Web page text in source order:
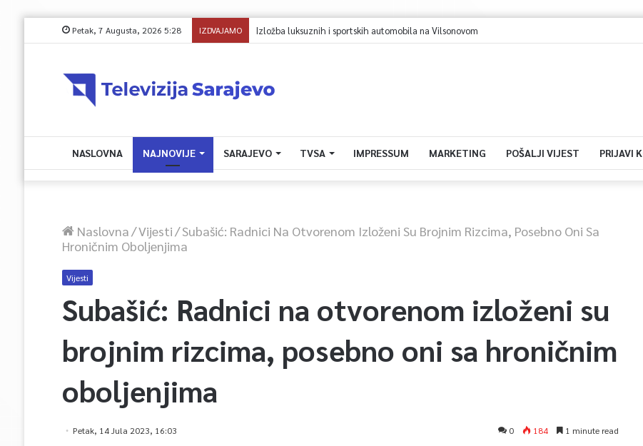
Petak, 7 Augusta, 2026 5:28 IZDVAJAMO Izložba luksuznih i sportskih automobila na Vilsonovom
NASLOVNA NAJNOVIJE SARAJEVO TVSA IMPRESSUM MARKETING POŠALJI VIJEST PRIJAVI
Naslovna/Vijesti/Subašić: Radnici Na Otvorenom Izloženi Su Brojnim Rizcima, Posebno Oni Sa
Hroničnim Oboljenjima
Vijesti
Subašić: Radnici na otvorenom izloženi su
brojnim rizcima, posebno oni sa hroničnim
oboljenjima
Petak, 14 Jula 2023, 16:03 0 184 1 minute read